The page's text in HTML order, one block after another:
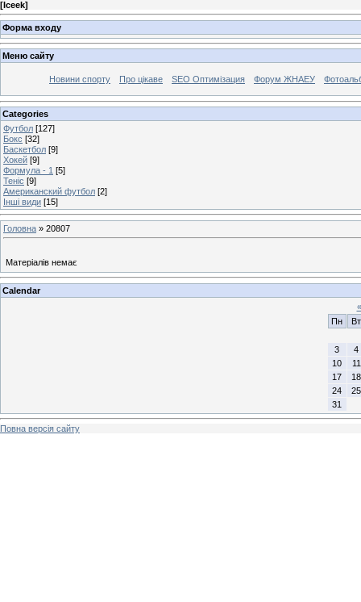
[Iceek]
Форма входу
Меню сайту
Новини спорту Про цікаве SEO Оптимізация Форум ЖНАЕУ
Categories
Футбол [127]
Бокс [32]
Баскетбол [9]
Хокей [9]
Формула - 1 [5]
Теніс [9]
Американский футбол [2]
Інші види [15]
Головна » 20807
Матеріалів немає
Calendar
«
Пн
Вт
3
4
10
11
17
18
24
25
31
Повна версія сайту